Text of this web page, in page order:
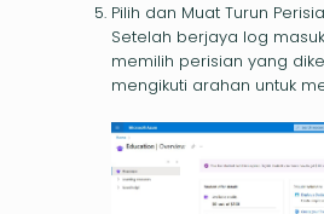
Pilih dan Muat Turun
Setelah berjaya log
memilih perisian yang
mengikuti arahan untuk